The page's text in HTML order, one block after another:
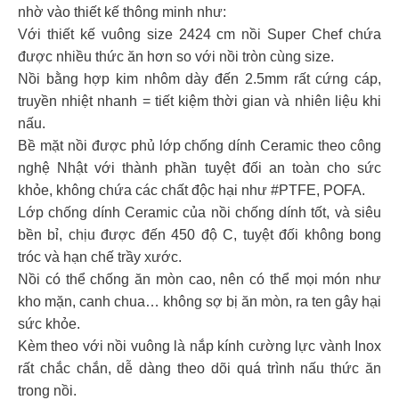
nhờ vào thiết kế thông minh như:
Với thiết kế vuông size 2424 cm nồi Super Chef chứa
được nhiều thức ăn hơn so với nồi tròn cùng size.
Nồi bằng hợp kim nhôm dày đến 2.5mm rất cứng cáp,
truyền nhiệt nhanh = tiết kiệm thời gian và nhiên liệu khi
nấu.
Bề mặt nồi được phủ lớp chống dính Ceramic theo công
nghệ Nhật với thành phần tuyệt đối an toàn cho sức
khỏe, không chứa các chất độc hại như #PTFE, POFA.
Lớp chống dính Ceramic của nồi chống dính tốt, và siêu
bền bỉ, chịu được đến 450 độ C, tuyệt đối không bong
tróc và hạn chế trầy xước.
Nồi có thể chống ăn mòn cao, nên có thể mọi món như
kho mặn, canh chua… không sợ bị ăn mòn, ra ten gây hại
sức khỏe.
Kèm theo với nồi vuông là nắp kính cường lực vành Inox
rất chắc chắn, dễ dàng theo dõi quá trình nấu thức ăn
trong nồi.